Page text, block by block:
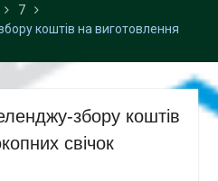
7
коштів на виготовлення
збору коштів
свічок